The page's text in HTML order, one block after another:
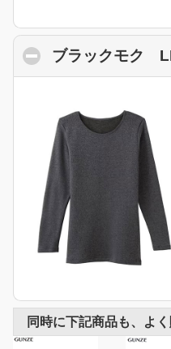
ブラックモク
同時に下記商品も、よ